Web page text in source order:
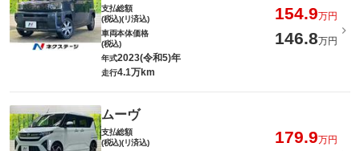
支払総額
(税込)(リ済込)
154.9万円
車両本体価格
(税込)
146.8万円
年式2023(令和5)年
走行4.1万km
ムーヴ
支払総額
(税込)(リ済込)
179.9万円